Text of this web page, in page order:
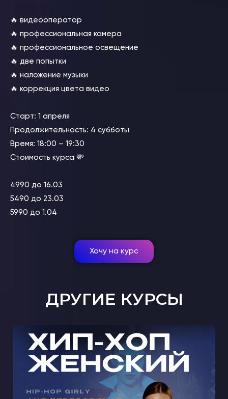
🔥 видеооператор
🔥 профессиональная камера
🔥 профессиональное освещение
🔥 две попытки
🔥 наложение музыки
🔥 коррекция цвета видео
Cтарт: 1 апреля
Продолжительность: 4 субботы
Время: 18:00 – 19:30
Стоимость курса 💸
4990 до 16.03
5490 до 23.03
5990 до 1.04
Хочу на курс
ДРУГИЕ КУРСЫ
МАСТЕР-КЛАСС ЖЕНСКИЙ ХИП-